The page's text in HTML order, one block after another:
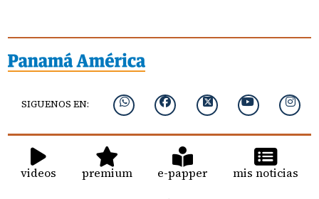
SIGUENOS EN:
videos premium e-papper mis noticias